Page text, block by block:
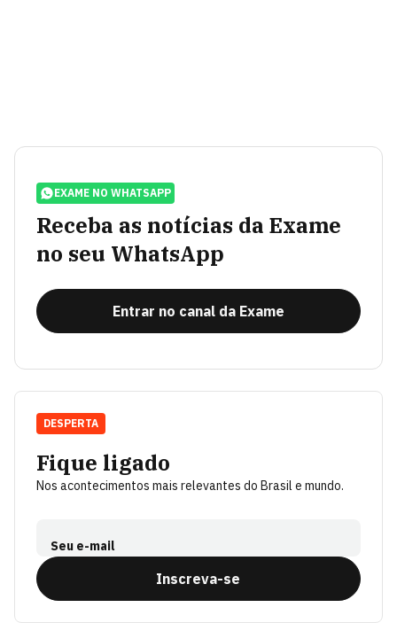
EXAME NO WHATSAPP
Receba as notícias da Exame
no seu WhatsApp
Entrar no canal da Exame
Fique ligado
Nos acontecimentos mais relevantes do Brasil e mundo.
Seu e-mail
Inscreva-se
DESPERTA